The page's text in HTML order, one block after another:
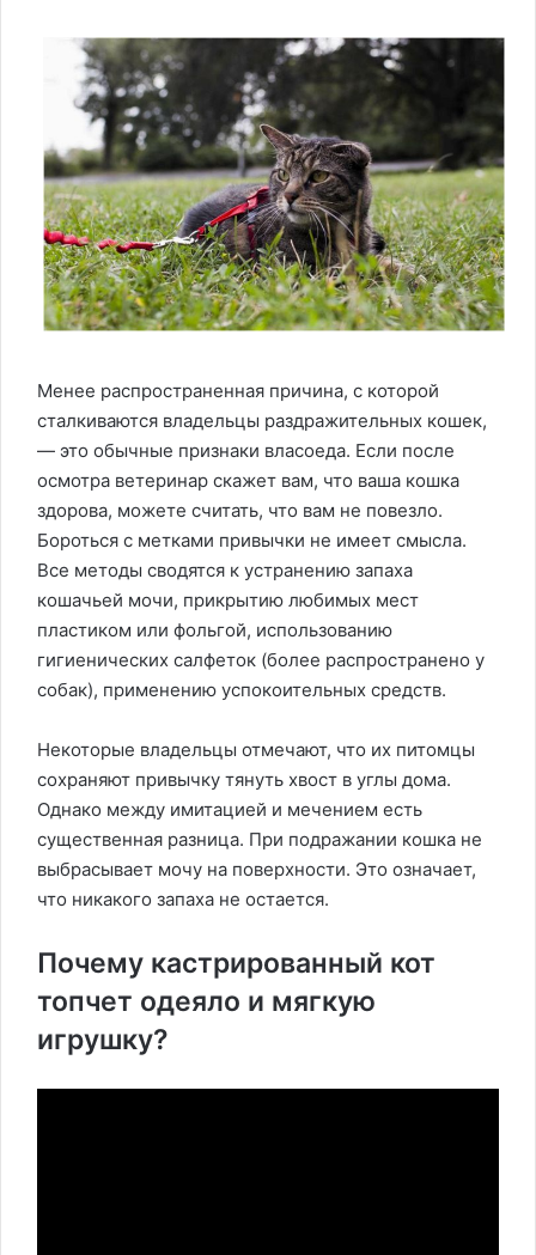
Менее распространенная причина, с которой
сталкиваются владельцы раздражительных кошек,
— это обычные признаки власоеда. Если после
осмотра ветеринар скажет вам, что ваша кошка
здорова, можете считать, что вам не повезло.
Бороться с метками привычки не имеет смысла.
Все методы сводятся к устранению запаха
кошачьей мочи, прикрытию любимых мест
пластиком или фольгой, использованию
гигиенических салфеток (более распространено у
собак), применению успокоительных средств.
Некоторые владельцы отмечают, что их питомцы
сохраняют привычку тянуть хвост в углы дома.
Однако между имитацией и мечением есть
существенная разница. При подражании кошка не
выбрасывает мочу на поверхности. Это означает,
что никакого запаха не остается.
Почему кастрированный кот
топчет одеяло и мягкую
игрушку?